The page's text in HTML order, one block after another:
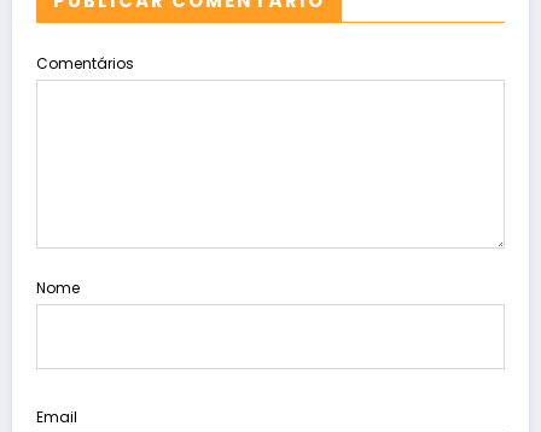
Comentários
Nome
Email